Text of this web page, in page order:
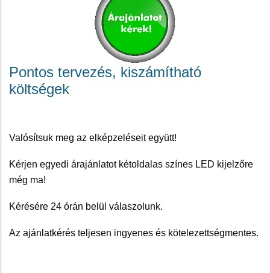
Pontos tervezés, kiszámítható
költségek
Valósítsuk meg az elképzeléseit együtt!
Kérjen egyedi árajánlatot kétoldalas színes LED kijelzőre
még ma!
Kérésére 24 órán belül válaszolunk.
Az ajánlatkérés teljesen ingyenes és kötelezettségmentes.